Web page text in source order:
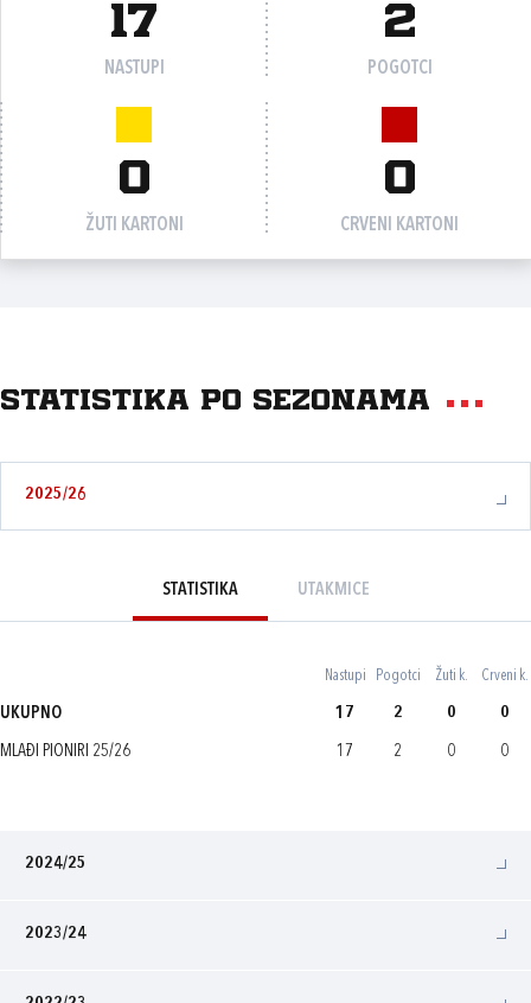
17
NASTUPI
2
POGOTCI
0
ŽUTI KARTONI
0
CRVENI KARTONI
Statistika po sezonama
2025/26
STATISTIKA UTAKMICE
Nastupi Pogotci Žuti k. Crveni k.
UKUPNO 17 2 0 0
MLAĐI PIONIRI 25/26 17 2 0 0
2024/25
2023/24